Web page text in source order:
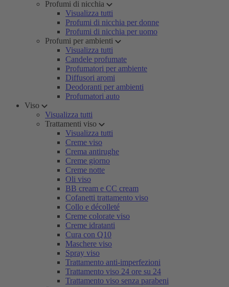
Profumi di nicchia
Visualizza tutti
Profumi di nicchia per donne
Profumi di nicchia per uomo
Profumi per ambienti
Visualizza tutti
Candele profumate
Profumatori per ambiente
Diffusori aromi
Deodoranti per ambienti
Profumatori auto
Viso
Visualizza tutti
Trattamenti viso
Visualizza tutti
Creme viso
Crema antirughe
Creme giorno
Creme notte
Oli viso
BB cream e CC cream
Cofanetti trattamento viso
Collo e décolleté
Creme colorate viso
Creme idratanti
Cura con Q10
Maschere viso
Spray viso
Trattamento anti-imperfezioni
Trattamento viso 24 ore su 24
Trattamento viso senza parabeni